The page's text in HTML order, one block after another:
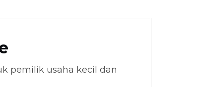
pemilik usaha kecil dan